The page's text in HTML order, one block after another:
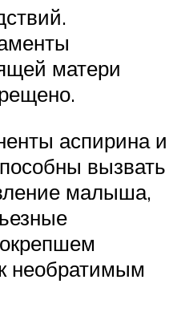
матери
аспирина и
вызвать
малыша,
необратимым